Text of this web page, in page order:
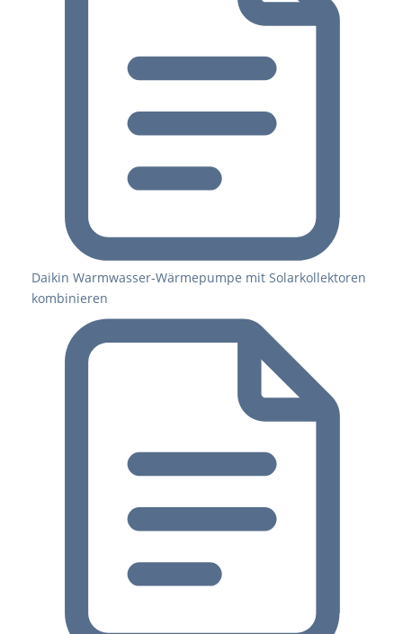
Daikin Warmwasser-Wärmepumpe mit Solarkollektoren
kombinieren